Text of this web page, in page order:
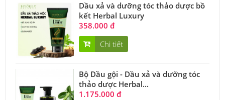
Dầu xả và dưỡng tóc thảo dược bồ
kết Herbal Luxury
358.000 đ
Chi tiết
Bộ Dầu gội - Dầu xả và dưỡng tóc
thảo dược Herbal...
1.175.000 đ